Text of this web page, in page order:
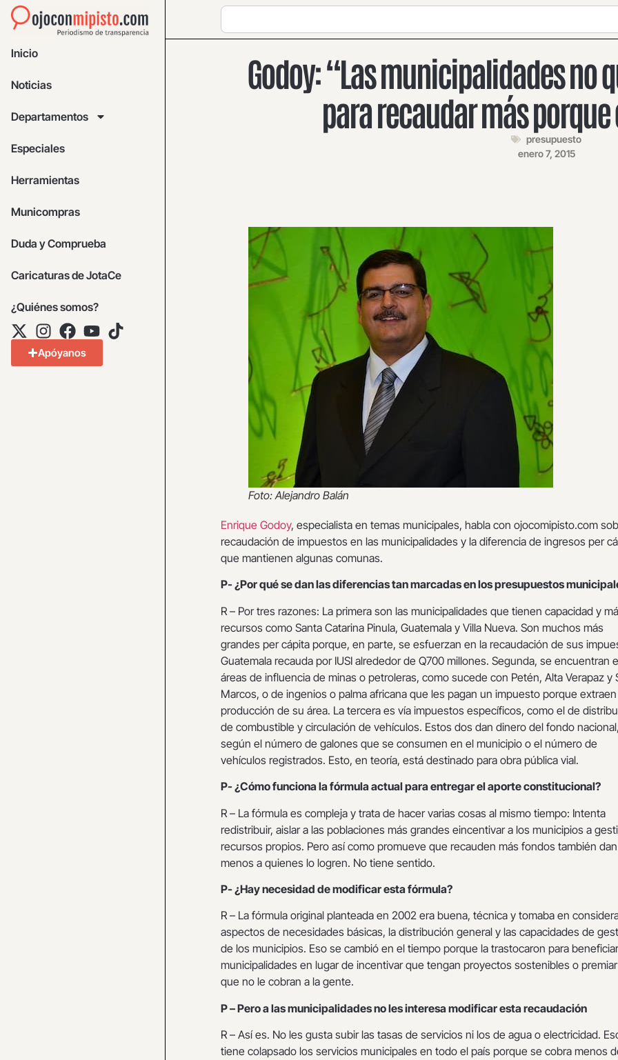
Inicio
Noticias
Departamentos
Especiales
Herramientas
Municompras
Duda y Comprueba
Caricaturas de JotaCe
¿Quiénes somos?
Apóyanos
Godoy: “Las municipalidades no
para recaudar más
presupuesto
enero 7, 2015
Foto: Alejandro Balán
Enrique Godoy, especialista en temas municipales, habla con ojocomipisto.com
recaudación de impuestos en las municipalidades y la diferencia de ingresos per
que mantienen algunas comunas.
P- ¿Por qué se dan las diferencias tan marcadas en los presupuestos
R – Por tres razones: La primera son las municipalidades que tienen capacidad y
recursos como Santa Catarina Pinula, Guatemala y Villa Nueva. Son muchos más
grandes per cápita porque, en parte, se esfuerzan en la recaudación de sus
Guatemala recauda por IUSI alrededor de Q700 millones. Segunda, se encuentran
áreas de influencia de minas o petroleras, como sucede con Petén, Alta Verapaz y
Marcos, o de ingenios o palma africana que les pagan un impuesto porque extraen
producción de su área. La tercera es vía impuestos específicos, como el de
de combustible y circulación de vehículos. Estos dos dan dinero del fondo nacional,
según el número de galones que se consumen en el municipio o el número de
vehículos registrados. Esto, en teoría, está destinado para obra pública vial.
P- ¿Cómo funciona la fórmula actual para entregar el aporte constitucional?
R – La fórmula es compleja y trata de hacer varias cosas al mismo tiempo: Intenta
redistribuir, aislar a las poblaciones más grandes eincentivar a los municipios a
recursos propios. Pero así como promueve que recauden más fondos también dan
menos a quienes lo logren. No tiene sentido.
P- ¿Hay necesidad de modificar esta fórmula?
R – La fórmula original planteada en 2002 era buena, técnica y tomaba en
aspectos de necesidades básicas, la distribución general y las capacidades de
de los municipios. Eso se cambió en el tiempo porque la trastocaron para
municipalidades en lugar de incentivar que tengan proyectos sostenibles o
que no le cobran a la gente.
P – Pero a las municipalidades no les interesa modificar esta recaudación
R – Así es. No les gusta subir las tasas de servicios ni los de agua o electricidad.
tiene colapsado los servicios municipales en todo el país porque se cobra menos